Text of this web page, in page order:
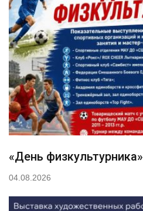
«День физкультурника»
04.08.2026